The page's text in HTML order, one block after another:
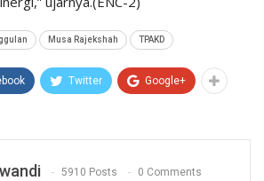
Musa Rajekshah TPAKD
Twitter Google+
5910 Posts 0 Comments